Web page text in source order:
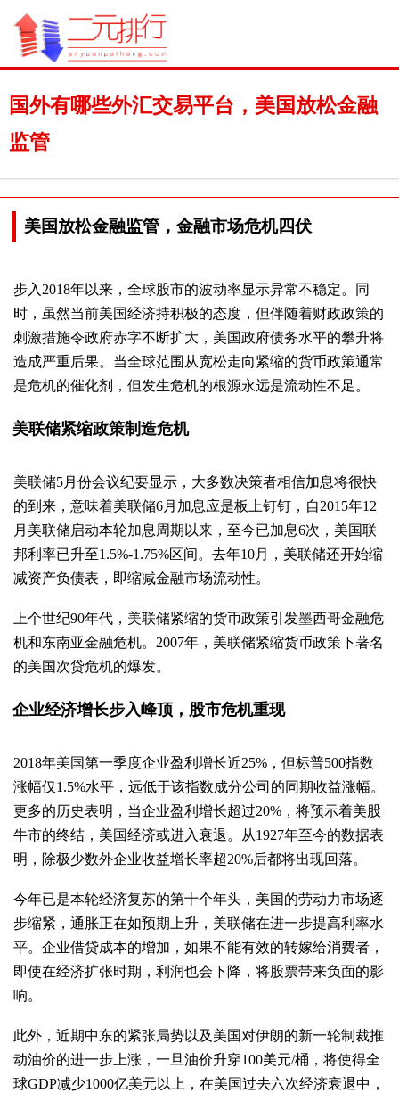
国外有哪些外汇交易平台，美国放松金融
监管
美国放松金融监管，金融市场危机四伏
步入2018年以来，全球股市的波动率显示异常不稳定。同
时，虽然当前美国经济持积极的态度，但伴随着财政政策的
刺激措施令政府赤字不断扩大，美国政府债务水平的攀升将
造成严重后果。当全球范围从宽松走向紧缩的货币政策通常
是危机的催化剂，但发生危机的根源永远是流动性不足。
美联储紧缩政策制造危机
美联储5月份会议纪要显示，大多数决策者相信加息将很快
的到来，意味着美联储6月加息应是板上钉钉，自2015年12
月美联储启动本轮加息周期以来，至今已加息6次，美国联
邦利率已升至1.5%-1.75%区间。去年10月，美联储还开始缩
减资产负债表，即缩减金融市场流动性。
上个世纪90年代，美联储紧缩的货币政策引发墨西哥金融危
机和东南亚金融危机。2007年，美联储紧缩货币政策下著名
的美国次贷危机的爆发。
企业经济增长步入峰顶，股市危机重现
2018年美国第一季度企业盈利增长近25%，但标普500指数
涨幅仅1.5%水平，远低于该指数成分公司的同期收益涨幅。
更多的历史表明，当企业盈利增长超过20%，将预示着美股
牛市的终结，美国经济或进入衰退。从1927年至今的数据表
明，除极少数外企业收益增长率超20%后都将出现回落。
今年已是本轮经济复苏的第十个年头，美国的劳动力市场逐
步缩紧，通胀正在如预期上升，美联储在进一步提高利率水
平。企业借贷成本的增加，如果不能有效的转嫁给消费者，
即使在经济扩张时期，利润也会下降，将股票带来负面的影
响。
此外，近期中东的紧张局势以及美国对伊朗的新一轮制裁推
动油价的进一步上涨，一旦油价升穿100美元/桶，将使得全
球GDP减少1000亿美元以上，在美国过去六次经济衰退中，